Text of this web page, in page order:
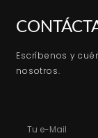
Escríbenos y
nosotros.